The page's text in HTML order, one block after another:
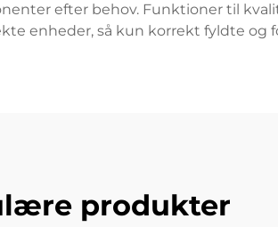
efter behov. Funktioner til
enheder, så kun korrekt fyldte og
produkter